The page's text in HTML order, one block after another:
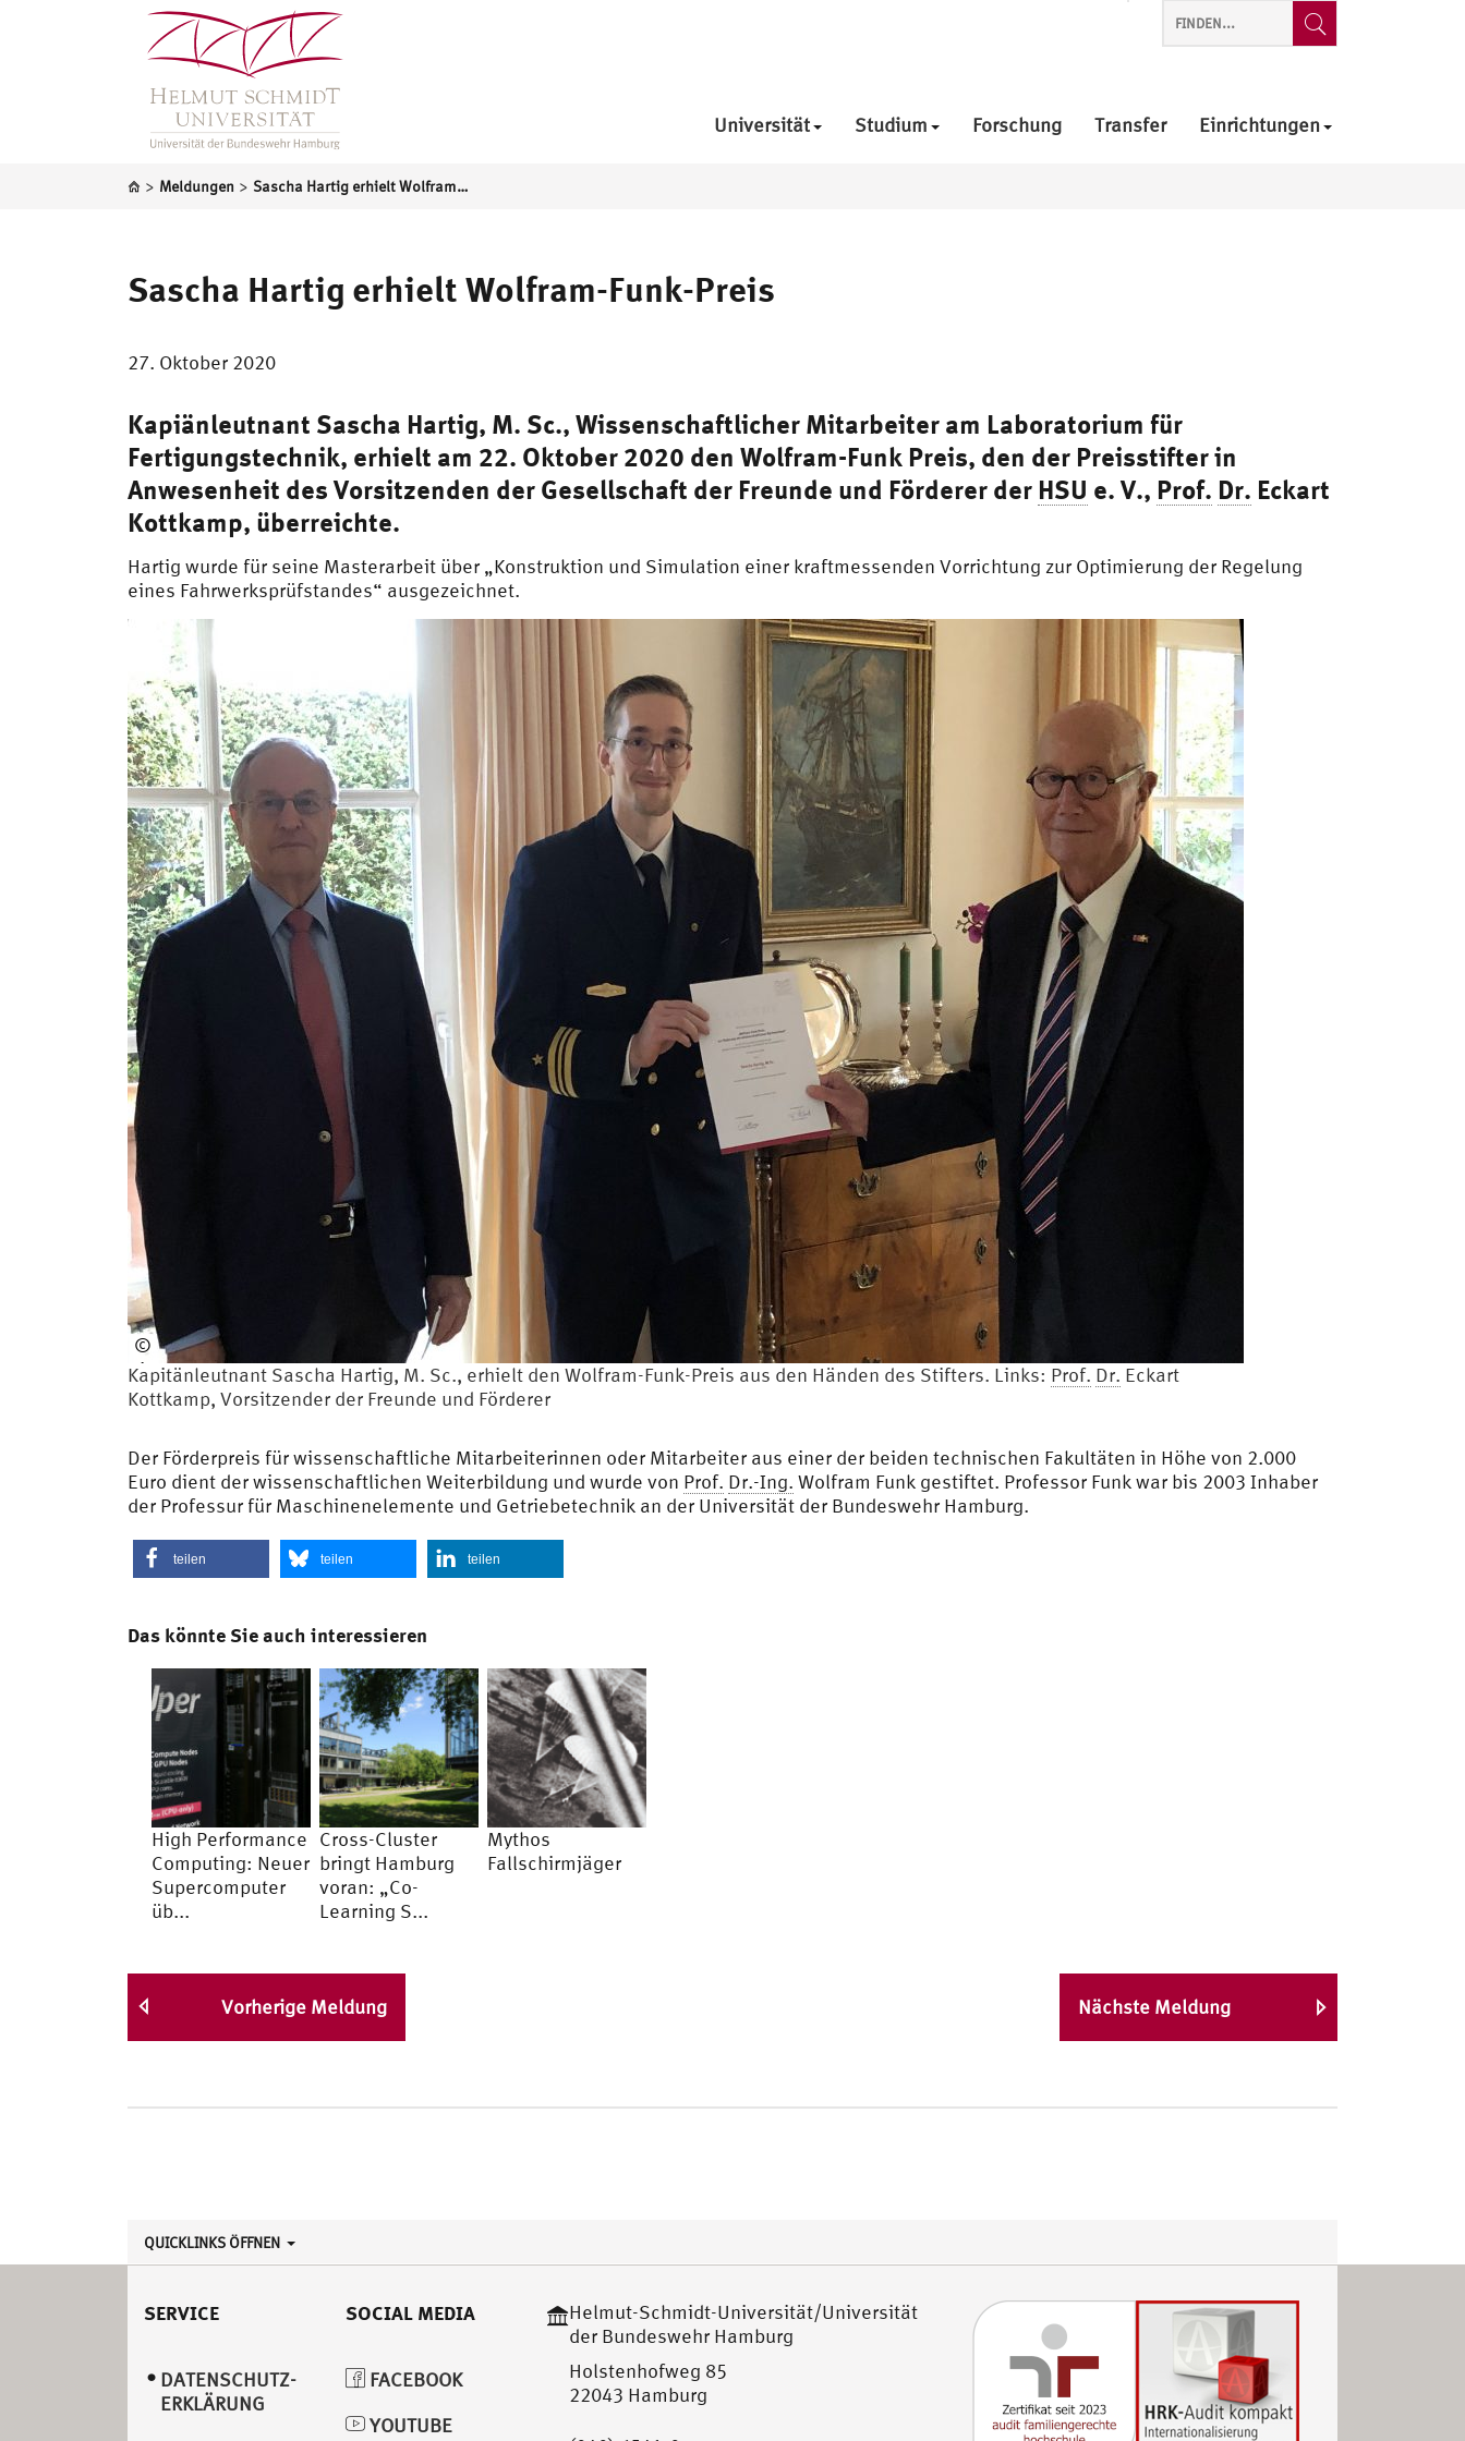
Universität Studium Forschung Transfer Einrichtungen
> Meldungen > Sascha Hartig erhielt Wolfram-Funk-Preis
Sascha Hartig erhielt Wolfram-Funk-Preis
27. Oktober 2020
Kapiänleutnant Sascha Hartig, M. Sc., Wissenschaftlicher Mitarbeiter am Laboratorium für
Fertigungstechnik, erhielt am 22. Oktober 2020 den Wolfram-Funk Preis, den der Preisstifter in
Anwesenheit des Vorsitzenden der Gesellschaft der Freunde und Förderer der HSU e. V., Prof. Dr. Eckart
Kottkamp, überreichte.
Hartig wurde für seine Masterarbeit über „Konstruktion und Simulation einer kraftmessenden Vorrichtung zur Optimierung der Regelung
eines Fahrwerksprüfstandes“ ausgezeichnet.
©
Sigrid
Funk
Kapitänleutnant Sascha Hartig, M. Sc., erhielt den Wolfram-Funk-Preis aus den Händen des Stifters. Links: Prof. Dr. Eckart
Kottkamp, Vorsitzender der Freunde und Förderer
Der Förderpreis für wissenschaftliche Mitarbeiterinnen oder Mitarbeiter aus einer der beiden technischen Fakultäten in Höhe von 2.000
Euro dient der wissenschaftlichen Weiterbildung und wurde von Prof. Dr.-Ing. Wolfram Funk gestiftet. Professor Funk war bis 2003 Inhaber
der Professur für Maschinenelemente und Getriebetechnik an der Universität der Bundeswehr Hamburg.
teilen teilen teilen
Das könnte Sie auch interessieren
High Performance
Computing: Neuer
Supercomputer
üb...
Cross-Cluster
bringt Hamburg
voran: „Co-
Learning S...
Mythos
Fallschirmjäger
Vorherige Meldung Nächste Meldung
QUICKLINKS ÖFFNEN
SERVICE
DATENSCHUTZ­
ERKLÄRUNG
SOCIAL MEDIA
FACEBOOK
YOUTUBE
Helmut-Schmidt-Universität/Universität
der Bundeswehr Hamburg
Holstenhofweg 85
22043 Hamburg